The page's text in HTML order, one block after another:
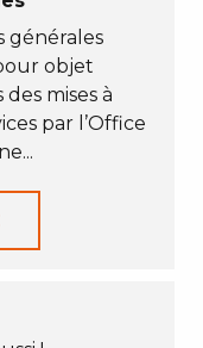
générales
objet
mises à
par l’Office